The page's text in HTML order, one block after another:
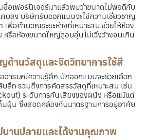
ซื้อเฟอร์นิเจอร์มาแล้วพบว่าขนาดไม่พอดีกับ
บลง บริษัทรับออกแบบจะใช้ความเชี่ยวชาญ
เพื่อคำนวณระยะห่างที่เหมาะสม ช่วยให้ห้อง
หรือห้องขนาดใหญ่ดูอบอุ่นไม่เวิ้งว้างจนเกิน
ด้านวัสดุและจิตวิทยาการใช้สี
อารมณ์ความรู้สึก นักออกแบบจะช่วยเลือก
ลึก รวมถึงการคัดสรรวัสดุที่เหมาะสม เช่น
ระดับการกันเสียงของผนัง หรือแม้แต่
บฝุ่น ซึ่งสอดคล้องกับมาตรฐานการอยู่อาศัย
านปลายและได้งานคุณภาพ